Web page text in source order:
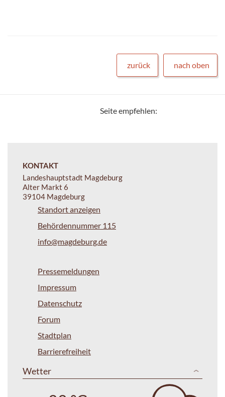
zurück nach oben
Seite empfehlen:
KONTAKT
Landeshauptstadt Magdeburg
Alter Markt 6
39104 Magdeburg
Standort anzeigen
Behördennummer 115
info@magdeburg.de
Pressemeldungen
Impressum
Datenschutz
Forum
Stadtplan
Barrierefreiheit
Wetter